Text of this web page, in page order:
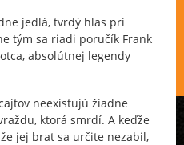
jedlá, tvrdý hlas pri
tým sa riadi poručík Frank
absolútnej legendy
neexistujú žiadne
ktorá smrdí. A keďže
jej brat sa určite nezabil,